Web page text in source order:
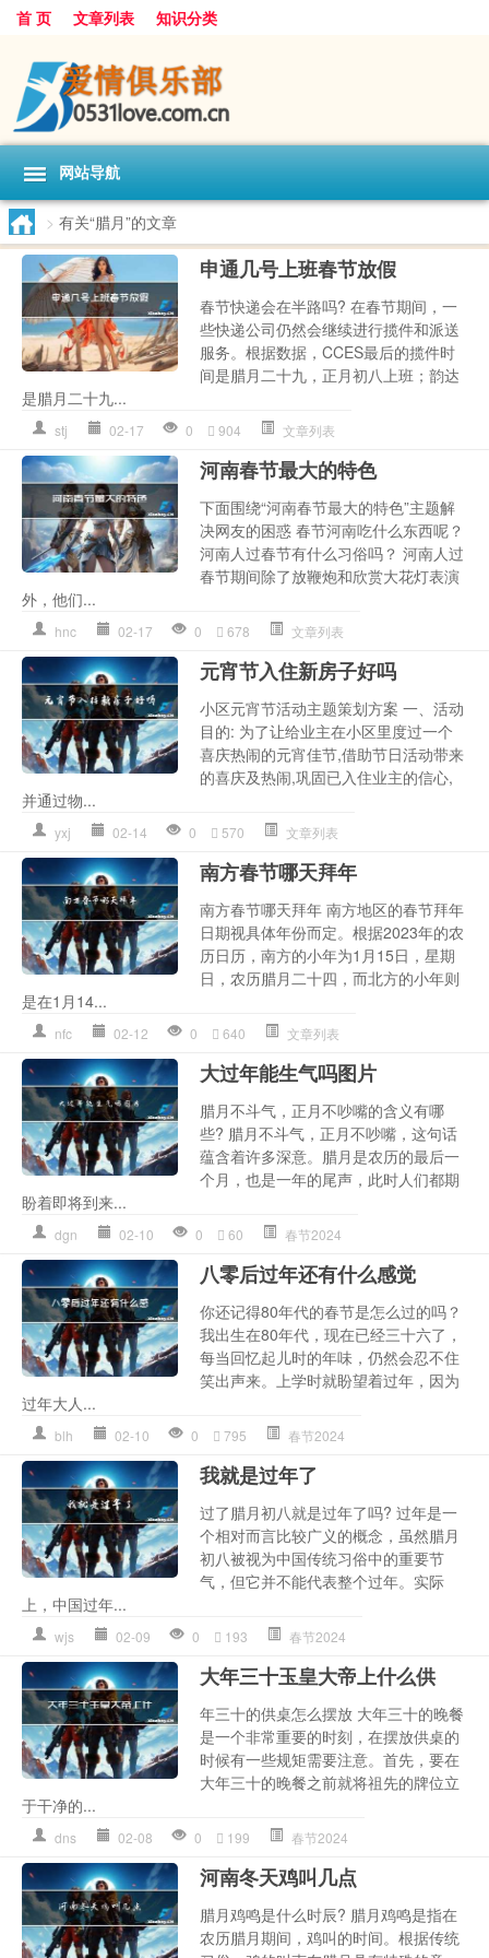
首 页 文章列表 知识分类
网站导航
> 有关“腊月”的文章
申通几号上班春节放假
春节快递会在半路吗? 在春节期间，一
些快递公司仍然会继续进行揽件和派送
服务。根据数据，CCES最后的揽件时
间是腊月二十九，正月初八上班；韵达
是腊月二十九...
stj 02-17 0 904 文章列表
河南春节最大的特色
下面围绕“河南春节最大的特色”主题解
决网友的困惑 春节河南吃什么东西呢？
河南人过春节有什么习俗吗？ 河南人过
春节期间除了放鞭炮和欣赏大花灯表演
外，他们...
hnc 02-17 0 678 文章列表
元宵节入住新房子好吗
小区元宵节活动主题策划方案 一、活动
目的: 为了让给业主在小区里度过一个
喜庆热闹的元宵佳节,借助节日活动带来
的喜庆及热闹,巩固已入住业主的信心,
并通过物...
yxj 02-14 0 570 文章列表
南方春节哪天拜年
南方春节哪天拜年 南方地区的春节拜年
日期视具体年份而定。根据2023年的农
历日历，南方的小年为1月15日，星期
日，农历腊月二十四，而北方的小年则
是在1月14...
nfc 02-12 0 640 文章列表
大过年能生气吗图片
腊月不斗气，正月不吵嘴的含义有哪
些? 腊月不斗气，正月不吵嘴，这句话
蕴含着许多深意。腊月是农历的最后一
个月，也是一年的尾声，此时人们都期
盼着即将到来...
dgn 02-10 0 60 春节2024
八零后过年还有什么感觉
你还记得80年代的春节是怎么过的吗？
我出生在80年代，现在已经三十六了，
每当回忆起儿时的年味，仍然会忍不住
笑出声来。上学时就盼望着过年，因为
过年大人...
blh 02-10 0 795 春节2024
我就是过年了
过了腊月初八就是过年了吗? 过年是一
个相对而言比较广义的概念，虽然腊月
初八被视为中国传统习俗中的重要节
气，但它并不能代表整个过年。实际
上，中国过年...
wjs 02-09 0 193 春节2024
大年三十玉皇大帝上什么供
年三十的供桌怎么摆放 大年三十的晚餐
是一个非常重要的时刻，在摆放供桌的
时候有一些规矩需要注意。首先，要在
大年三十的晚餐之前就将祖先的牌位立
于干净的...
dns 02-08 0 199 春节2024
河南冬天鸡叫几点
腊月鸡鸣是什么时辰? 腊月鸡鸣是指在
农历腊月期间，鸡叫的时间。根据传统